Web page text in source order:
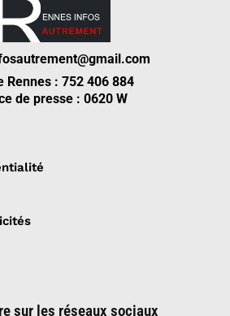
Rennes : 752 406 884
de presse : 0620 W
sur les réseaux sociaux